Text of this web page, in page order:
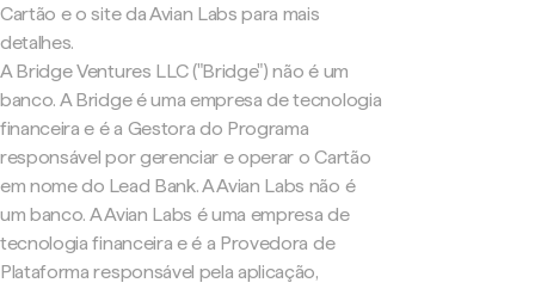
Cartão e o site da Avian Labs para mais
detalhes.
A Bridge Ventures LLC ("Bridge") não é um
banco. A Bridge é uma empresa de tecnologia
financeira e é a Gestora do Programa
responsável por gerenciar e operar o Cartão
em nome do Lead Bank. A Avian Labs não é
um banco. A Avian Labs é uma empresa de
tecnologia financeira e é a Provedora de
Plataforma responsável pela aplicação,